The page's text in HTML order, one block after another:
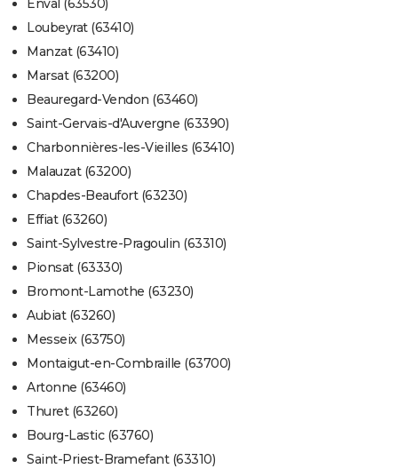
Enval (63530)
Loubeyrat (63410)
Manzat (63410)
Marsat (63200)
Beauregard-Vendon (63460)
Saint-Gervais-d'Auvergne (63390)
Charbonnières-les-Vieilles (63410)
Malauzat (63200)
Chapdes-Beaufort (63230)
Effiat (63260)
Saint-Sylvestre-Pragoulin (63310)
Pionsat (63330)
Bromont-Lamothe (63230)
Aubiat (63260)
Messeix (63750)
Montaigut-en-Combraille (63700)
Artonne (63460)
Thuret (63260)
Bourg-Lastic (63760)
Saint-Priest-Bramefant (63310)